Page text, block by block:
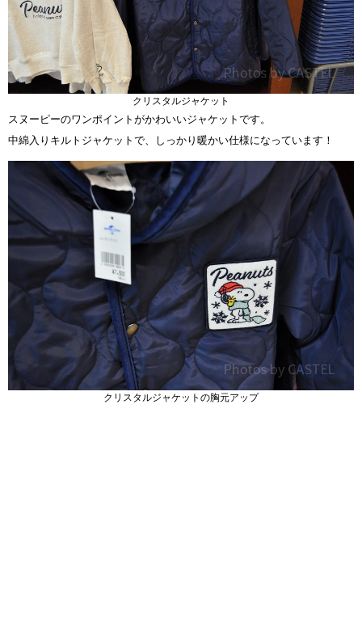
クリスタルジャケット
スヌーピーのワンポイントがかわいいジャケットです。
中綿入りキルトジャケットで、しっかり暖かい仕様になっています！
クリスタルジャケットの胸元アップ